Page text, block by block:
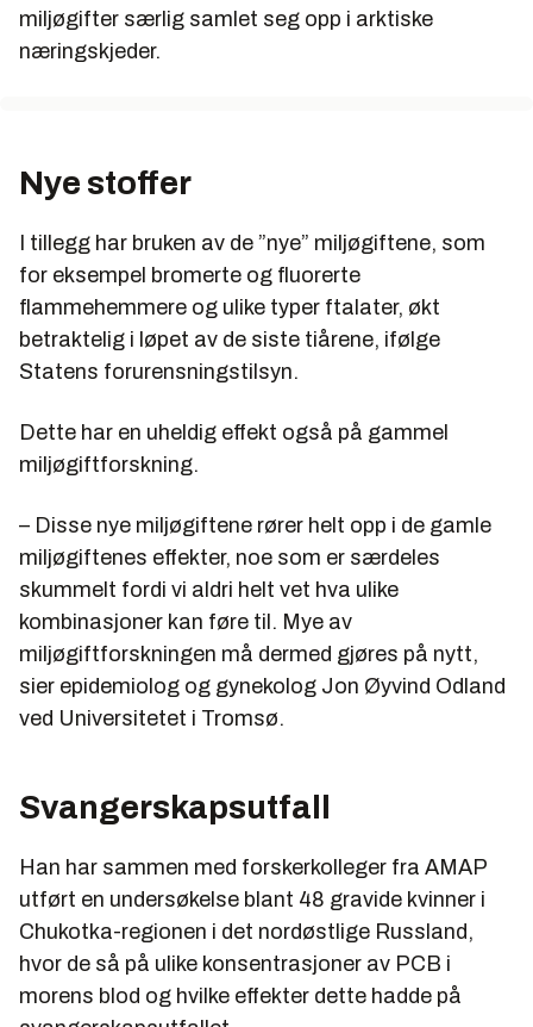
forplantningsevne.
Har blitt påvist at har negativ innvirkning på
Mange steder er PCB-nivåene i fisk og skalldyr så
kostholdsadvarsler i perioder.
Kilde: SFT
PCB i Norge
Ifølge SFTs oversikt ”Miljøstatus i Norge” var det i
1136 tonn PCB i sirkulasjon i Norge. Ved utgangen
av 2005 er det antatt at det kun gjensto ca. 155
Betong og belysning
Den største andelen er det ulike betongtilsatser som
belysningskondensatorer (27 %) og fugemasse (18
%).
En stor del av PCB-arbeidet går på mer forsvarlig
mens andelen i 2005 var under fem prosent.
PCB står på myndighetenes prioritetsliste som
vesentlig innen 2000, 2005 og 2010.
Miljøvernmyndighetene har også laget en
handlingsplan for å redusere nye tilførsler av PCB.
miljøgifter særlig samlet seg opp i arktiske
næringskjeder.
Nye stoffer
I tillegg har bruken av de ”nye” miljøgiftene, som
for eksempel bromerte og fluorerte
flammehemmere og ulike typer ftalater, økt
betraktelig i løpet av de siste tiårene, ifølge
Statens forurensningstilsyn.
Dette har en uheldig effekt også på gammel
miljøgiftforskning.
– Disse nye miljøgiftene rører helt opp i de gamle
miljøgiftenes effekter, noe som er særdeles
skummelt fordi vi aldri helt vet hva ulike
kombinasjoner kan føre til. Mye av
miljøgiftforskningen må dermed gjøres på nytt,
sier epidemiolog og gynekolog Jon Øyvind Odland
ved Universitetet i Tromsø.
Svangerskapsutfall
Han har sammen med forskerkolleger fra AMAP
utført en undersøkelse blant 48 gravide kvinner i
Chukotka-regionen i det nordøstlige Russland,
hvor de så på ulike konsentrasjoner av PCB i
morens blod og hvilke effekter dette hadde på